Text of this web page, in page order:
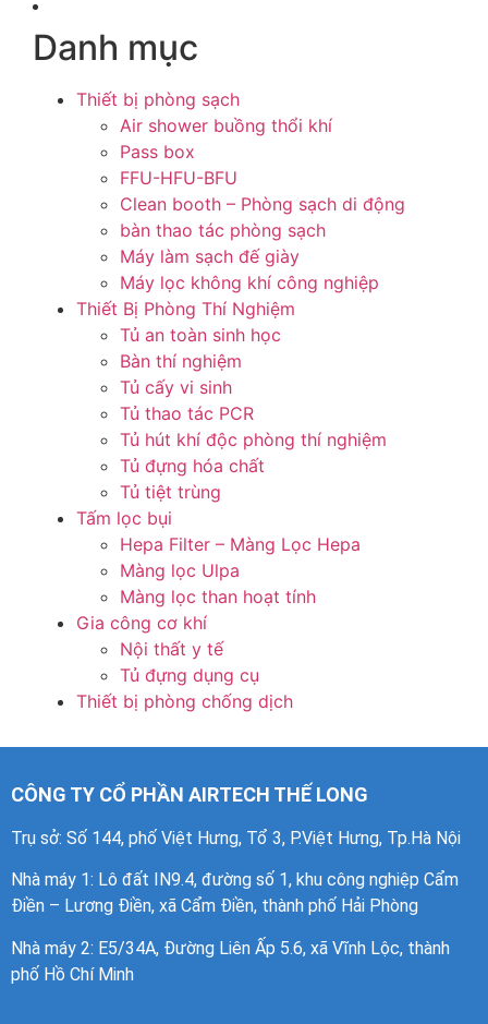
Danh mục
Thiết bị phòng sạch
Air shower buồng thổi khí
Pass box
FFU-HFU-BFU
Clean booth – Phòng sạch di động
bàn thao tác phòng sạch
Máy làm sạch đế giày
Máy lọc không khí công nghiệp
Thiết Bị Phòng Thí Nghiệm
Tủ an toàn sinh học
Bàn thí nghiệm
Tủ cấy vi sinh
Tủ thao tác PCR
Tủ hút khí độc phòng thí nghiệm
Tủ đựng hóa chất
Tủ tiệt trùng
Tấm lọc bụi
Hepa Filter – Màng Lọc Hepa
Màng lọc Ulpa
Màng lọc than hoạt tính
Gia công cơ khí
Nội thất y tế
Tủ đựng dụng cụ
Thiết bị phòng chống dịch
CÔNG TY CỔ PHẦN AIRTECH THẾ LONG
Trụ sở: Số 144, phố Việt Hưng, Tổ 3, P.Việt Hưng, Tp.Hà Nội
Nhà máy 1: Lô đất IN9.4, đường số 1, khu công nghiệp Cẩm
Điền – Lương Điền, xã Cẩm Điền, thành phố Hải Phòng
Nhà máy 2: E5/34A, Đường Liên Ấp 5.6, xã Vĩnh Lộc, thành
phố Hồ Chí Minh